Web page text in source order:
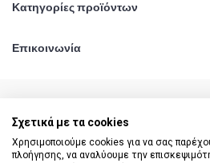
Κατηγορίες προϊόντων
Επικοινωνία
© 2020 - 2026 katiginetai.gr
Σχετικά με τα cookies
Χρησιμοποιούμε cookies για να σας
πλοήγησης, να αναλύουμε την